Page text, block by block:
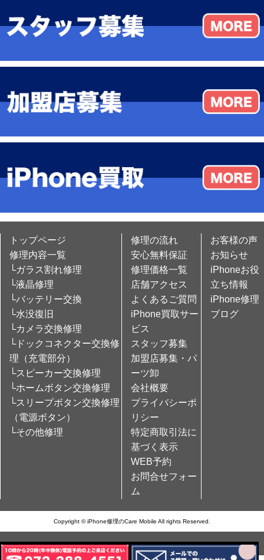
トップページ
修理内容一覧
└ガラス割れ修理
└液晶修理
└バッテリー交換
└水没復旧
└カメラ交換修理
└ドックコネクター交換修
理（充電部分）
└スピーカー交換修理
└ホームボタン交換修理
└スリープボタン交換修理
（電源ボタン）
└その他修理
修理の流れ
安心無料保証
修理価格一覧
店舗アクセス
よくあるご質問
iPhone買取サー
ビス
スタッフ募集
加盟店募集・パ
ーツ卸
会社概要
プライバシーポ
リシー
特定商取引法に
基づく表示
WEB予約
お問合せフォー
ム
お客様の声
お知らせ
iPhoneお役
立ち情報
iPhone修理
ブログ
Copyright © iPhone修理のCare Mobile All rights Reserved.